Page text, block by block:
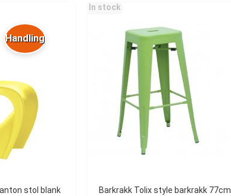
stol blank
Handling
In stock
Barkrakk Tolix style barkrakk 77cm